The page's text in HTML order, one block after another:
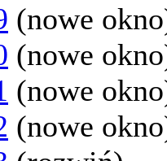
(nowe
(nowe
(nowe
(nowe